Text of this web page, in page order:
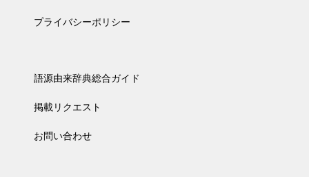
プライバシーポリシー
語源由来辞典総合ガイド
掲載リクエスト
お問い合わせ